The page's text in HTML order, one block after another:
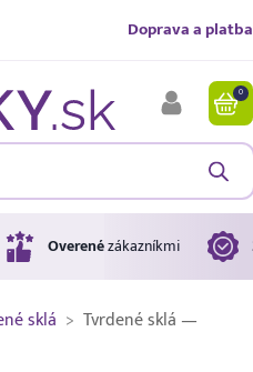
Doprava a platba
0
Overenézákazníkmi
sklá > Tvrdené sklá —